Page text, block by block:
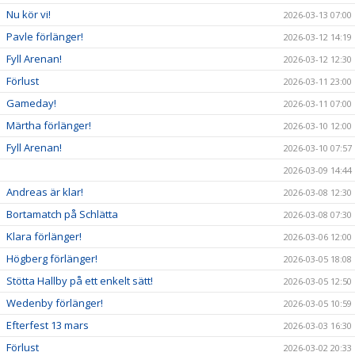
Nu kör vi! 2026-03-13 07:00
Pavle förlänger! 2026-03-12 14:19
Fyll Arenan! 2026-03-12 12:30
Förlust 2026-03-11 23:00
Gameday! 2026-03-11 07:00
Märtha förlänger! 2026-03-10 12:00
Fyll Arenan!
2026-03-10 07:57
2026-03-09 14:44
Andreas är klar! 2026-03-08 12:30
Bortamatch på Schlätta 2026-03-08 07:30
Klara förlänger! 2026-03-06 12:00
Högberg förlänger! 2026-03-05 18:08
Stötta Hallby på ett enkelt sätt! 2026-03-05 12:50
Wedenby förlänger! 2026-03-05 10:59
Efterfest 13 mars 2026-03-03 16:30
Förlust 2026-03-02 20:33